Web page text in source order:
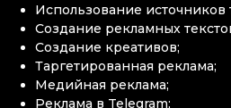
Использование источников
Создание рекламных
Создание креативов;
Таргетированная реклама;
Медийная реклама;
Реклама в Telegram;